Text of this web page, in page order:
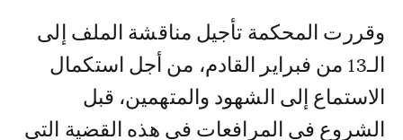
وقررت المحكمة تأجيل مناقشة الملف إلى
الـ13 من فبراير القادم، من أجل استكمال
الاستماع إلى الشهود والمتهمين، قبل
الشروع في المرافعات في هذه القضية التي